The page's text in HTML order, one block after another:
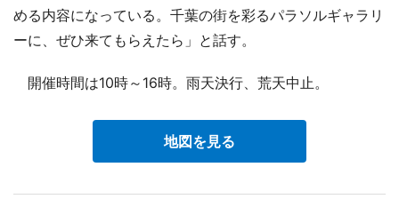
める内容になっている。千葉の街を彩るパラソルギャラリ
ーに、ぜひ来てもらえたら」と話す。
開催時間は10時～16時。雨天決行、荒天中止。
地図を見る